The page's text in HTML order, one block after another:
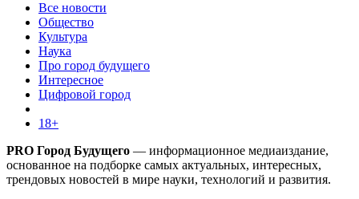
Все новости
Общество
Культура
Наука
Про город будущего
Интересное
Цифровой город
18+
PRO Город Будущего — информационное медиаиздание,
основанное на подборке самых актуальных, интересных,
трендовых новостей в мире науки, технологий и развития.